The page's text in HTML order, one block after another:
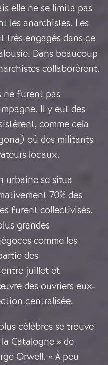
elle ne se limita pas
les anarchistes. Les
très engagés dans ce
Dans beaucoup
collaborèrent.
ne furent pas
Il y eut des
comme cela
où des militants
locaux.
urbaine se situa
70% des
furent collectivisés.
grandes
comme les
des
juillet et
des ouvriers eux-
centralisée.
célèbres se trouve
Catalogne » de
Orwell. « À peu